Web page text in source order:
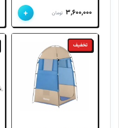
۳,۶۰۰,۰۰۰ تومان +
تخفیف